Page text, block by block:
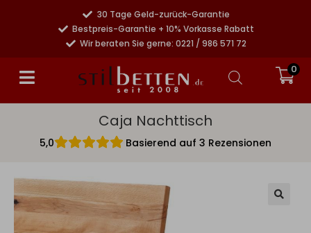
30 Tage Geld-zurück-Garantie
Bestpreis-Garantie + 10% Vorkasse Rabatt
Wir beraten Sie gerne: 0221 / 986 571 72
0
Caja Nachttisch
5,0 Basierend auf 3 Rezensionen